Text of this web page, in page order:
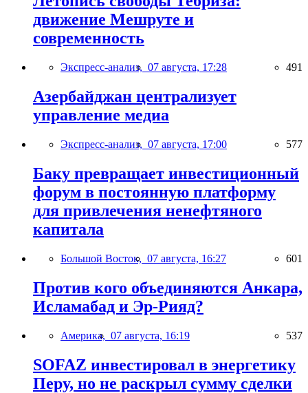
движение Мешруте и
современность
Экспресс-анализ, 07 августа, 17:28 491
Азербайджан централизует
управление медиа
Экспресс-анализ, 07 августа, 17:00 577
Баку превращает инвестиционный
форум в постоянную платформу
для привлечения ненефтяного
капитала
Большой Восток, 07 августа, 16:27 601
Против кого объединяются Анкара,
Исламабад и Эр-Рияд?
Америка, 07 августа, 16:19 537
SOFAZ инвестировал в энергетику
Перу, но не раскрыл сумму сделки